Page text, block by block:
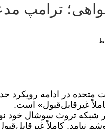
ترامپ
متحده در ادامه رویکرد
غیرقابل‌قبول» است.
در شبکه تروث سوشال
نیامد. کاملاً